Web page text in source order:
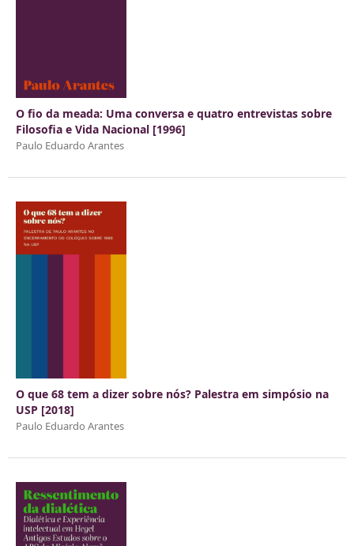
O fio da meada: Uma conversa e quatro entrevistas sobre
Filosofia e Vida Nacional [1996]
Paulo Eduardo Arantes
O que 68 tem a dizer sobre nós? Palestra em simpósio na
USP [2018]
Paulo Eduardo Arantes